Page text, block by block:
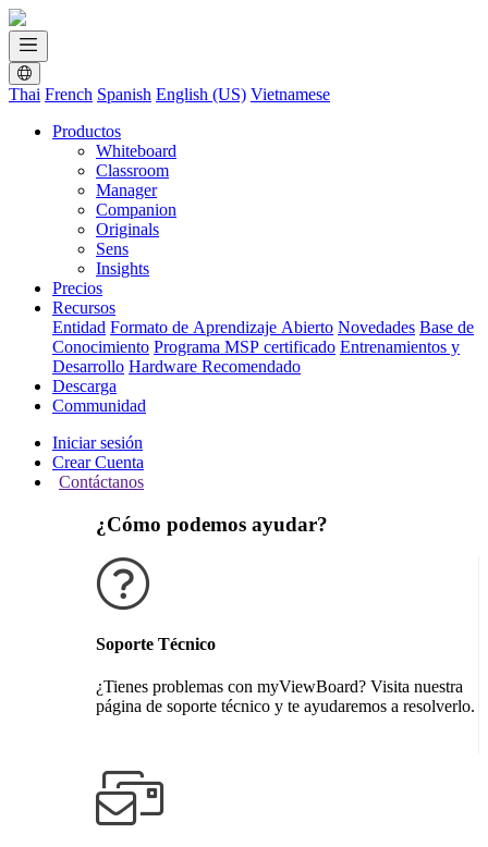
Thai French Spanish English (US) Vietnamese
Productos
Whiteboard
Classroom
Manager
Companion
Originals
Sens
Insights
Precios
Recursos
Entidad Formato de Aprendizaje Abierto Novedades Base de
Conocimiento Programa MSP certificado Entrenamientos y
Desarrollo Hardware Recomendado
Descarga
Communidad
Iniciar sesión
Crear Cuenta
Contáctanos
¿Cómo podemos ayudar?
Soporte Técnico
¿Tienes problemas con myViewBoard? Visita nuestra
página de soporte técnico y te ayudaremos a resolverlo.